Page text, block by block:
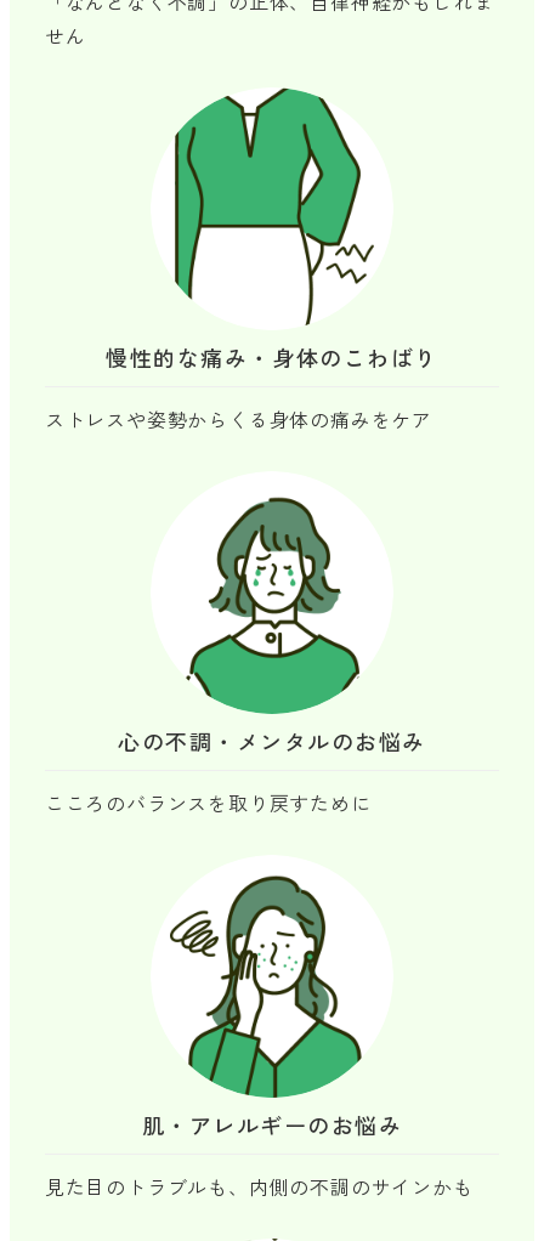
せん
慢性的な痛み・身体のこわばり
ストレスや姿勢からくる身体の痛みをケア
心の不調・メンタルのお悩み
こころのバランスを取り戻すために
肌・アレルギーのお悩み
見た目のトラブルも、内側の不調のサインかも